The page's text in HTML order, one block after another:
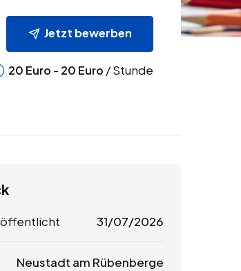
Jetzt bewerben
20 Euro - 20 Euro / Stunde
31/07/2026
Neustadt am Rübenberge